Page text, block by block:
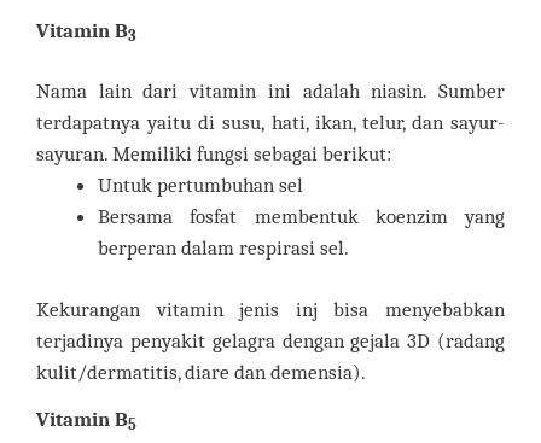
Vitamin B3
Nama lain dari vitamin ini adalah niasin. Sumber
terdapatnya yaitu di susu, hati, ikan, telur, dan sayur-
sayuran. Memiliki fungsi sebagai berikut:
Untuk pertumbuhan sel
Bersama fosfat membentuk koenzim yang
berperan dalam respirasi sel.
Kekurangan vitamin jenis inj bisa menyebabkan
terjadinya penyakit gelagra dengan gejala 3D (radang
kulit/dermatitis, diare dan demensia).
Vitamin B5